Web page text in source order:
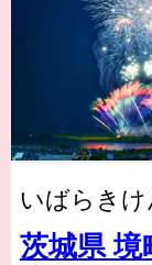
いばらき
茨城県 境